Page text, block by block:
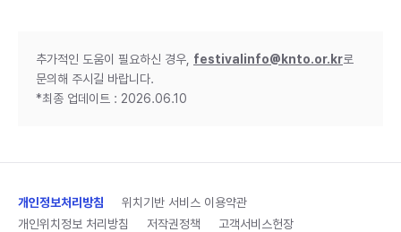
추가적인 도움이 필요하신 경우, festivalinfo@knto.or.kr로
문의해 주시길 바랍니다.
*최종 업데이트 : 2026.06.10
개인정보처리방침
위치기반 서비스 이용약관
개인위치정보 처리방침
저작권정책 고객서비스헌장